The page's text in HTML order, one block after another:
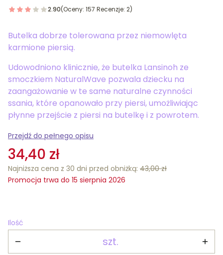
2.90(Oceny: 157 Recenzje: 2)
Butelka dobrze tolerowana przez niemowlęta
karmione piersią.
Udowodniono klinicznie, że butelka Lansinoh ze
smoczkiem NaturalWave pozwala dziecku na
zaangażowanie w te same naturalne czynności
ssania, które opanowało przy piersi, umożliwiając
płynne przejście z piersi na butelkę i z powrotem.
Przejdź do pełnego opisu
34,40 zł
Najniższa cena z 30 dni przed obniżką: 43,00 zł
Promocja trwa do 15 sierpnia 2026
Ilość
szt.